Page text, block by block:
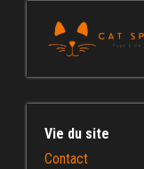
Vie du site
Contact